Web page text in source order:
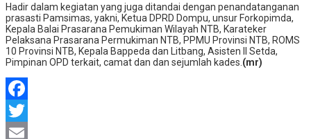
Hadir dalam kegiatan yang juga ditandai dengan penandatanganan
prasasti Pamsimas, yakni, Ketua DPRD Dompu, unsur Forkopimda,
Kepala Balai Prasarana Pemukiman Wilayah NTB, Karateker
Pelaksana Prasarana Permukiman NTB, PPMU Provinsi NTB, ROMS
10 Provinsi NTB, Kepala Bappeda dan Litbang, Asisten II Setda,
Pimpinan OPD terkait, camat dan dan sejumlah kades. (mr)
Facebook
Twitter